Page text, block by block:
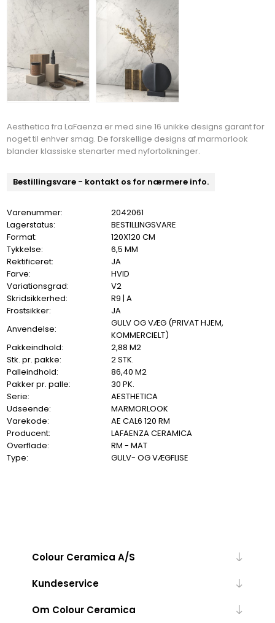
Aesthetica fra LaFaenza er med sine 16 unikke designs garant for
noget til enhver smag. De forskellige designs af marmorlook
blander klassiske stenarter med nyfortolkninger.
Bestillingsvare - kontakt os for nærmere info.
Varenummer:
2042061
Lagerstatus:
BESTILLINGSVARE
Format:
120X120 CM
Tykkelse:
6,5 MM
Rektificeret:
JA
Farve:
HVID
Variationsgrad:
V2
Skridsikkerhed:
R9 | A
Frostsikker:
JA
Anvendelse:
GULV OG VÆG (PRIVAT HJEM,
KOMMERCIELT)
Pakkeindhold:
2,88 M2
Stk. pr. pakke:
2 STK.
Palleindhold:
86,40 M2
Pakker pr. palle:
30 PK.
Serie:
AESTHETICA
Udseende:
MARMORLOOK
Varekode:
AE CAL6 120 RM
Producent:
LAFAENZA CERAMICA
Overflade:
RM - MAT
Type:
GULV- OG VÆGFLISE
Colour Ceramica A/S
Kundeservice
Om Colour Ceramica